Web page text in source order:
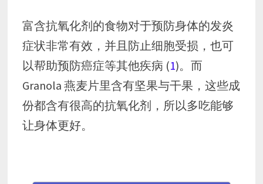
富含抗氧化剂的食物对于预防身体的发炎
症状非常有效，并且防止细胞受损，也可
以帮助预防癌症等其他疾病 (1)。而
Granola 燕麦片里含有坚果与干果，这些成
份都含有很高的抗氧化剂，所以多吃能够
让身体更好。